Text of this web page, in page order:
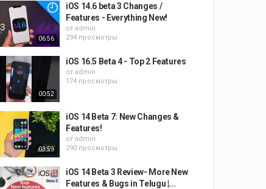
06:56
iOS 14.6 beta 3 Changes /
Features - Everything New!
от admin
294 просмотры
00:52
iOS 16.5 Beta 4 - Top 2 Features
от admin
174 просмотры
03:59
iOS 14 Beta 7: New Changes &
Features!
от admin
290 просмотры
iOS 14 Beta 3 Review- More New
Features & Bugs in Telugu |...